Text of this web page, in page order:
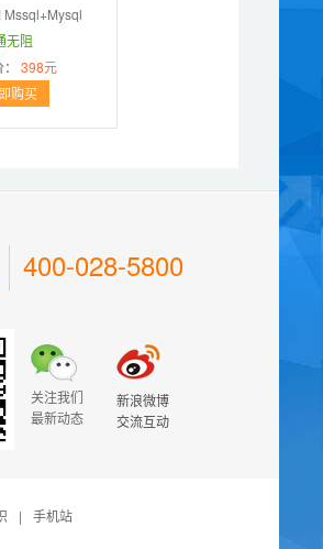
Mssql+Mysql
无阻
398元
购买
400-028-5800
关注我们
最新动态
新浪微博
交流互动
|
手机站